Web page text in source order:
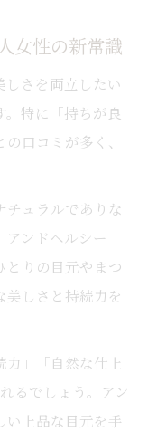
女性の新常識
しさを両立したい
特に「持ちが良
口コミが多く、
ュラルでありな
ンドヘルシー
とりの目元やまつ
美しさと持続力を
力」「自然な仕上
るでしょう。アン
い上品な目元を手